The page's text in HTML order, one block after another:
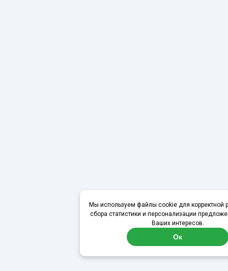
Мы используем файлы cookie для корректной
сбора статистики и персонализации
Ваших интересов.
Ок